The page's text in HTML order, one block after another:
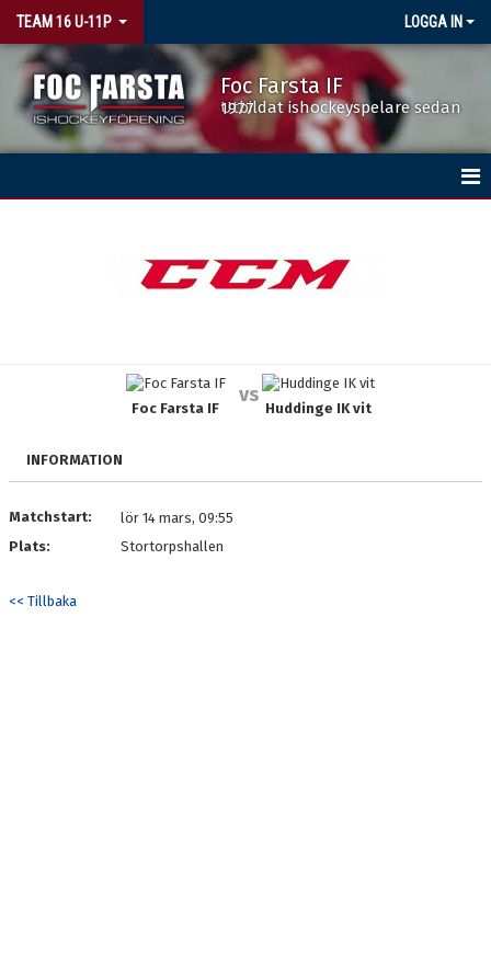
TEAM 16 U-11P LOGGA IN
Foc Farsta IF
Utbildat ishockeyspelare sedan 1977
BILDGALLERI
KONTAKT
Foc Farsta IF
vs
Huddinge IK vit
INFORMATION
Matchstart:
lör 14 mars, 09:55
Plats:
Stortorpshallen
<< Tillbaka